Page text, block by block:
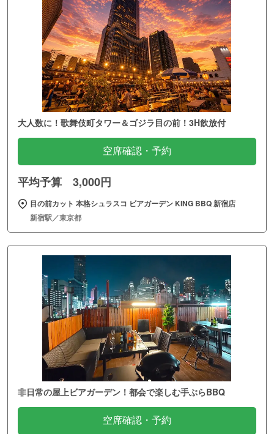
大人数に！歌舞伎町タワー＆ゴジラ目の前！3H飲放付
空席確認・予約
平均予算 3,000円
目の前カット 本格シュラスコ ビアガーデン KING BBQ 新宿店
新宿駅／東京都
非日常の屋上ビアガーデン！都会で楽しむ手ぶらBBQ
空席確認・予約